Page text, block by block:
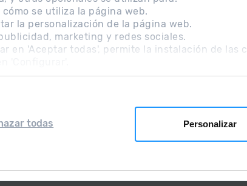
cómo se utiliza la página web.
la personalización de la página web.
marketing y redes sociales.
en 'Aceptar todas', permite la instalación de las
todas Personalizar
Nota Legal Información adicional RGPDUE